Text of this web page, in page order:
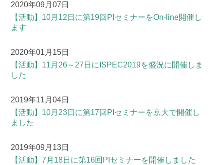
2020年09月07日
【活動】 10月12日に第19回PIセミナーをOn-line開催し
ます
2020年01月15日
【活動】 11月26～27日にISPEC2019を盛況に開催しま
した
2019年11月04日
【活動】 10月23日に第17回PIセミナーを京大で開催し
ました
2019年09月13日
【活動】7月18日に第16回PIセミナーを開催しました